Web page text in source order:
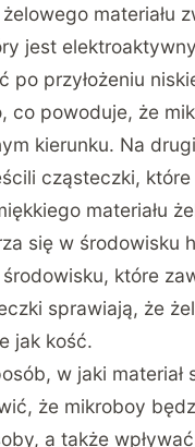
materiału
jest
po przyłożeniu
co powoduje, że
kierunku. Na
cząsteczki, które
materiału
się w środowisku
które
sprawiają, że
jak kość.
w jaki materiał
że mikroboy
a także